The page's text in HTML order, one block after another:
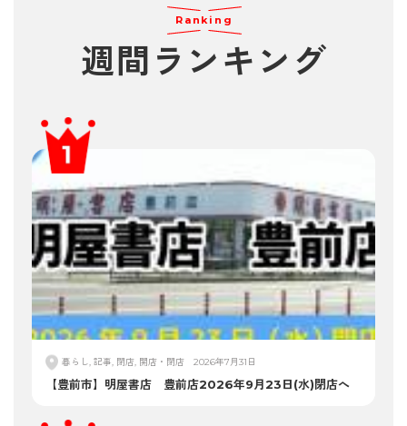
Ranking
週間ランキング
暮らし, 記事, 閉店, 開店・閉店 2026年7月31日
【豊前市】明屋書店 豊前店2026年9月23日(水)閉店へ